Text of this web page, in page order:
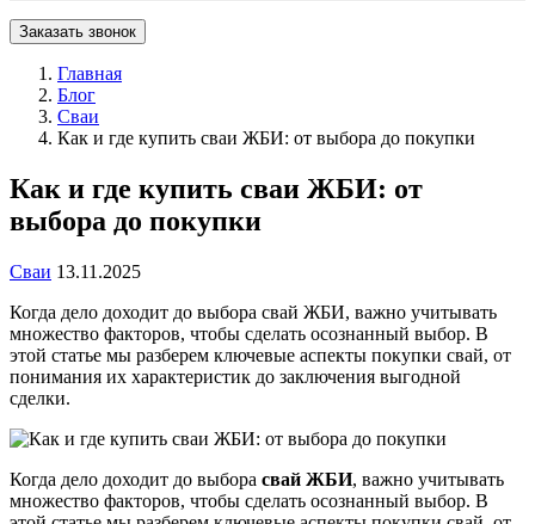
Заказать звонок
Главная
Блог
Сваи
Как и где купить сваи ЖБИ: от выбора до покупки
Как и где купить сваи ЖБИ: от
выбора до покупки
Сваи 13.11.2025
Когда дело доходит до выбора свай ЖБИ, важно учитывать
множество факторов, чтобы сделать осознанный выбор. В
этой статье мы разберем ключевые аспекты покупки свай, от
понимания их характеристик до заключения выгодной
сделки.
Когда дело доходит до выбора свай ЖБИ, важно учитывать
множество факторов, чтобы сделать осознанный выбор. В